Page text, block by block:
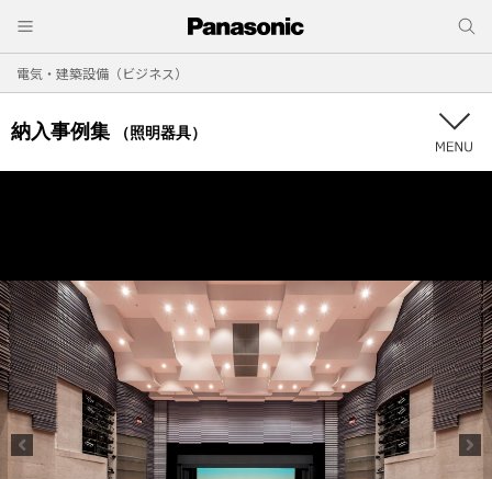
電気・建築設備（ビジネス）
納入事例集 （照明器具）